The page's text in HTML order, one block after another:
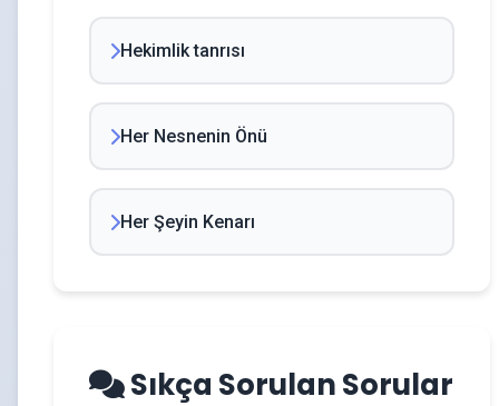
Hekimlik tanrısı
Her Nesnenin Önü
Her Şeyin Kenarı
Sıkça Sorulan Sorular